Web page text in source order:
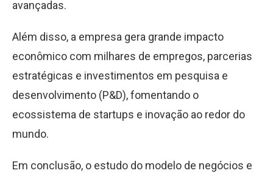
avançadas.
Além disso, a empresa gera grande impacto
econômico com milhares de empregos, parcerias
estratégicas e investimentos em pesquisa e
desenvolvimento (P&D), fomentando o
ecossistema de startups e inovação ao redor do
mundo.
Em conclusão, o estudo do modelo de negócios e